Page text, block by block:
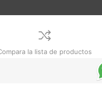
la lista de productos